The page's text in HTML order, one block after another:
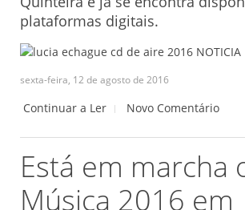
plataformas digitais.
sexta-feira, 12 de agosto de 2016
Continuar a Ler Novo Comentário
Está em marcha
Música 2016 em